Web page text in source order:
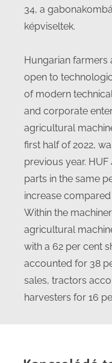
34, a
képviseltek.
Hungarian
open to
of modern
and corporate
agricultural
first half of 2022,
previous year.
parts in the same
increase
Within the
agricultural
with a 62 per cent
accounted for 38
sales, tractors
harvesters for 16